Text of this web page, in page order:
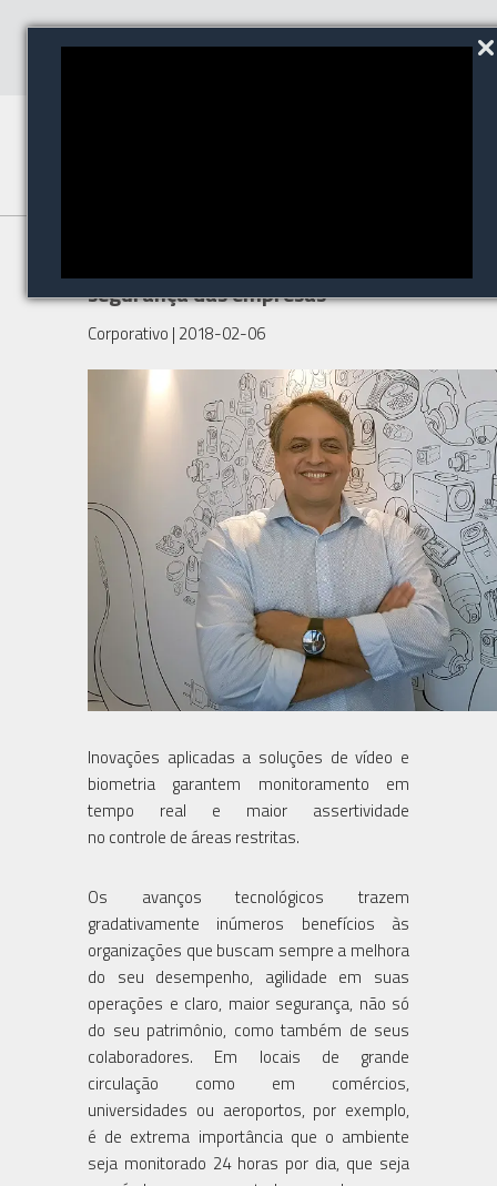
segurança das empresas
Corporativo | 2018-02-06
Inovações aplicadas a soluções de vídeo e
biometria garantem monitoramento em
tempo real e maior assertividade
no controle de áreas restritas.
Os avanços tecnológicos trazem
gradativamente inúmeros benefícios às
organizações que buscam sempre a melhora
do seu desempenho, agilidade em suas
operações e claro, maior segurança, não só
do seu patrimônio, como também de seus
colaboradores. Em locais de grande
circulação como em comércios,
universidades ou aeroportos, por exemplo,
é de extrema importância que o ambiente
seja monitorado 24 horas por dia, que seja